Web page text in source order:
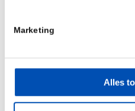
Marketing
Alles
Health Service
Evidence Rare
Market access &